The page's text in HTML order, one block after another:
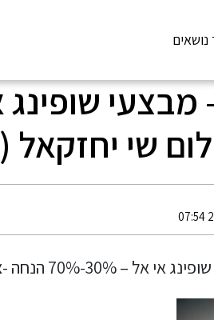
נושאים
שי יחזקאל (14)